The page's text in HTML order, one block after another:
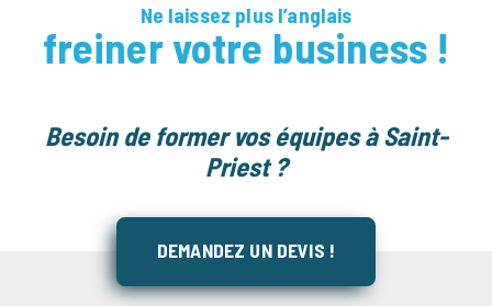
Ne laissez plus l’anglais
freiner votre business !
Besoin de former vos équipes à Saint-
Priest ?
DEMANDEZ UN DEVIS !